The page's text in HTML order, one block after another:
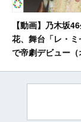
【動画】乃木坂
花、舞台「レ・ミ
で帝劇デビュー（